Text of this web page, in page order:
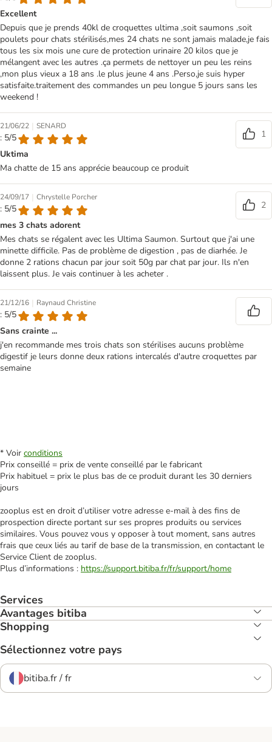
Excellent
Depuis que je prends 40kl de croquettes ultima ,soit saumons ,soit
poulets pour chats stérilisés,mes 24 chats ne sont jamais malade,je fais
tous les six mois une cure de protection urinaire 20 kilos que je
mélangent avec les autres .ça permets de nettoyer un peu les reins
,mon plus vieux a 18 ans .le plus jeune 4 ans .Perso,je suis hyper
satisfaite.traitement des commandes un peu longue 5 jours sans les
weekend !
21/06/22 | SENARD
: 5/5
1
Uktima
Ma chatte de 15 ans apprécie beaucoup ce produit
24/09/17 | Chrystelle Porcher
: 5/5
2
mes 3 chats adorent
Mes chats se régalent avec les Ultima Saumon. Surtout que j'ai une
minette difficile. Pas de problème de digestion , pas de diarhée. Je
donne 2 rations chacun par jour soit 50g par chat par jour. Ils n'en
laissent plus. Je vais continuer à les acheter .
21/12/16 | Raynaud Christine
: 5/5
Sans crainte ...
j'en recommande mes trois chats son stérilises aucuns problème
digestif je leurs donne deux rations intercalés d'autre croquettes par
semaine
* Voir conditions
Prix conseillé = prix de vente conseillé par le fabricant
Prix habituel = prix le plus bas de ce produit durant les 30 derniers
jours
zooplus est en droit d’utiliser votre adresse e‑mail à des fins de
prospection directe portant sur ses propres produits ou services
similaires. Vous pouvez vous y opposer à tout moment, sans autres
frais que ceux liés au tarif de base de la transmission, en contactant le
Service Client de zooplus.
Plus d’informations : https://support.bitiba.fr/fr/support/home
Services
Avantages bitiba
Shopping
Sélectionnez votre pays
bitiba.fr / fr